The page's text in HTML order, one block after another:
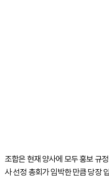
조합은 현재 양사에 모두 홍보 규
사 선정 총회가 임박한 만큼 당장